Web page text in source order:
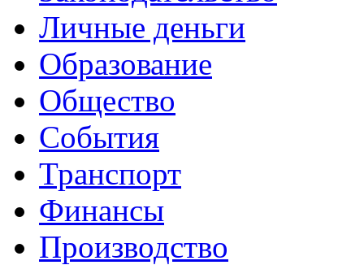
Личные деньги
Образование
Общество
События
Транспорт
Финансы
Производство